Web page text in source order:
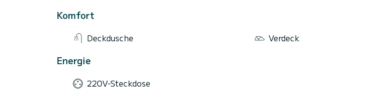
Komfort
Deckdusche Verdeck
Energie
220V-Steckdose